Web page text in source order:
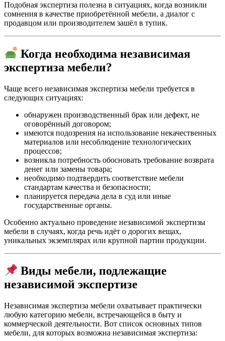
Подобная экспертиза полезна в ситуациях, когда возникли
сомнения в качестве приобретённой мебели, а диалог с
продавцом или производителем зашёл в тупик.
Когда необходима независимая
экспертиза мебели?
Чаще всего независимая экспертиза мебели требуется в
следующих ситуациях:
обнаружен производственный брак или дефект, не
оговорённый договором;
имеются подозрения на использование некачественных
материалов или несоблюдение технологических
процессов;
возникла потребность обосновать требование возврата
денег или замены товара;
необходимо подтвердить соответствие мебели
стандартам качества и безопасности;
планируется передача дела в суд или иные
государственные органы.
Особенно актуально проведение независимой экспертизы
мебели в случаях, когда речь идёт о дорогих вещах,
уникальных экземплярах или крупной партии продукции.
Виды мебели, подлежащие
независимой экспертизе
Независимая экспертиза мебели охватывает практически
любую категорию мебели, встречающейся в быту и
коммерческой деятельности. Вот список основных типов
мебели, для которых возможна независимая экспертиза: